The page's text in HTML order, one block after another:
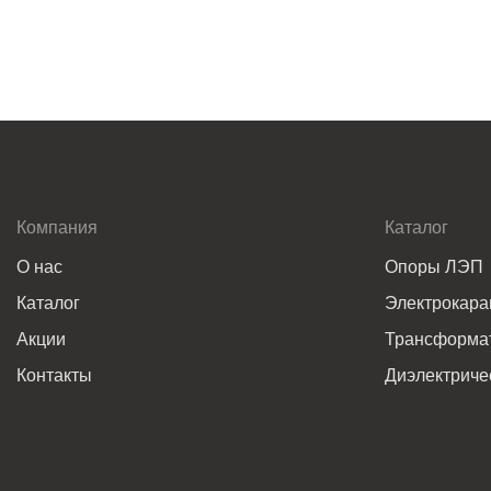
Компания
О нас
Каталог
Акции
Контакты
Каталог
Опоры ЛЭП